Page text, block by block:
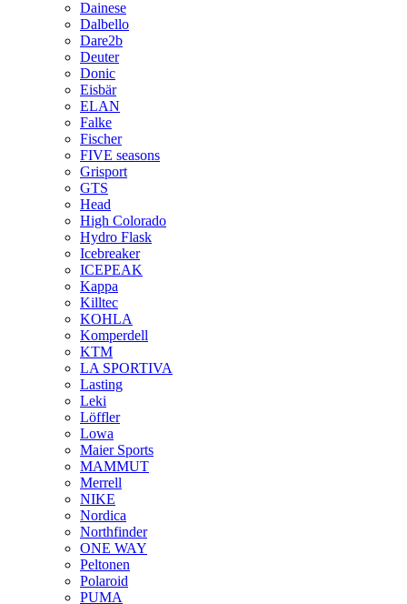
Dainese
Dalbello
Dare2b
Deuter
Donic
Eisbär
ELAN
Falke
Fischer
FIVE seasons
Grisport
GTS
Head
High Colorado
Hydro Flask
Icebreaker
ICEPEAK
Kappa
Killtec
KOHLA
Komperdell
KTM
LA SPORTIVA
Lasting
Leki
Löffler
Lowa
Maier Sports
MAMMUT
Merrell
NIKE
Nordica
Northfinder
ONE WAY
Peltonen
Polaroid
PUMA